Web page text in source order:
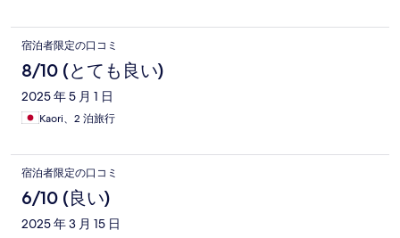
宿泊者限定の口コミ
8/10 (とても良い)
2025 年 5 月 1 日
Kaori、2 泊旅行
宿泊者限定の口コミ
6/10 (良い)
2025 年 3 月 15 日